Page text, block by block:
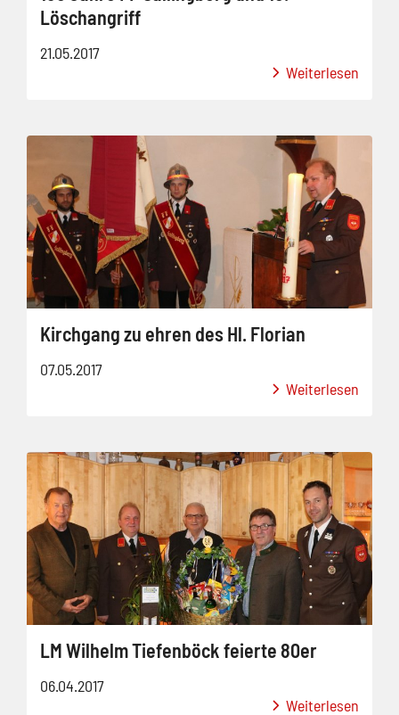
Löschangriff
21.05.2017
Weiterlesen
Kirchgang zu ehren des Hl. Florian
07.05.2017
Weiterlesen
LM Wilhelm Tiefenböck feierte 80er
06.04.2017
Weiterlesen